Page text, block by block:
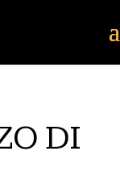
DI